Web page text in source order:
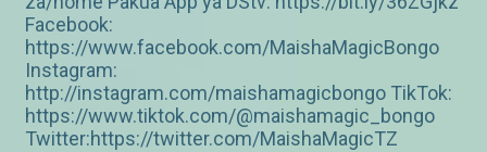
Facebook:
https://www.facebook.com/MaishaMagicBongo
Instagram:
http://instagram.com/maishamagicbongo TikTok:
https://www.tiktok.com/@maishamagic_bongo
Twitter:https://twitter.com/MaishaMagicTZ